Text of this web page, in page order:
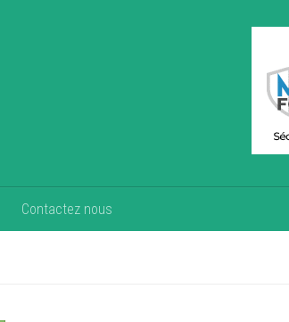
Contactez nous